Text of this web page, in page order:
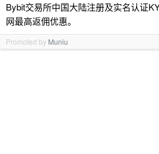
Bybit交易所中国大陆注册及实名认证
网最高返佣优惠。
Promoted by Muniu